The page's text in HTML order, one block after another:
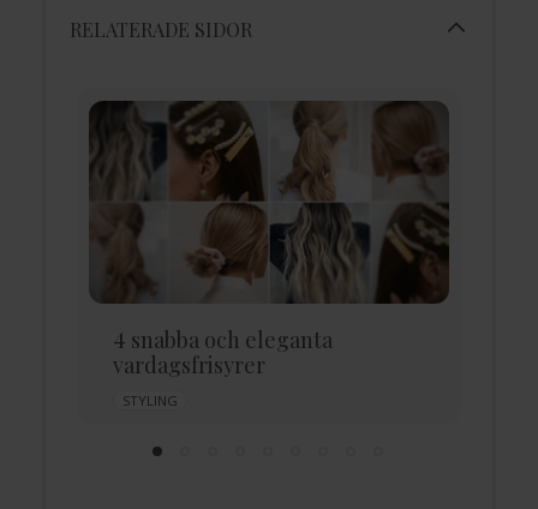
RELATERADE SIDOR
4 snabba och eleganta
vardagsfrisyrer
STYLING